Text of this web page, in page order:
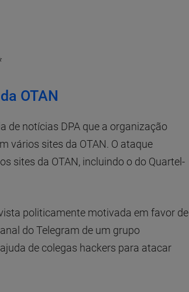
OTAN
de notícias DPA que a organização
vários sites da OTAN. O ataque
sites da OTAN, incluindo o do Quartel-
politicamente motivada em favor de
do Telegram de um grupo
de colegas hackers para atacar